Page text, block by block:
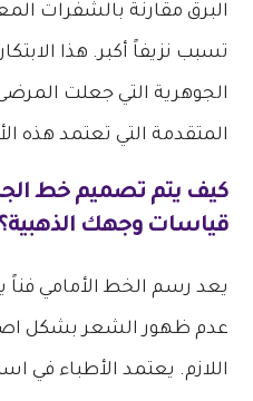
البرق مقارنة بالشفرات
تسبب نزيفاً أكبر. هذا
الجوهرية التي جعلت
المتقدمة التي تعتمد هذه
كيف يتم تصميم خط
قياسات وجهك الذهبية؟
يعد رسم الخط الأمامي
عدم ظهور الشعر بشكل
اللازم. يعتمد الأطباء في